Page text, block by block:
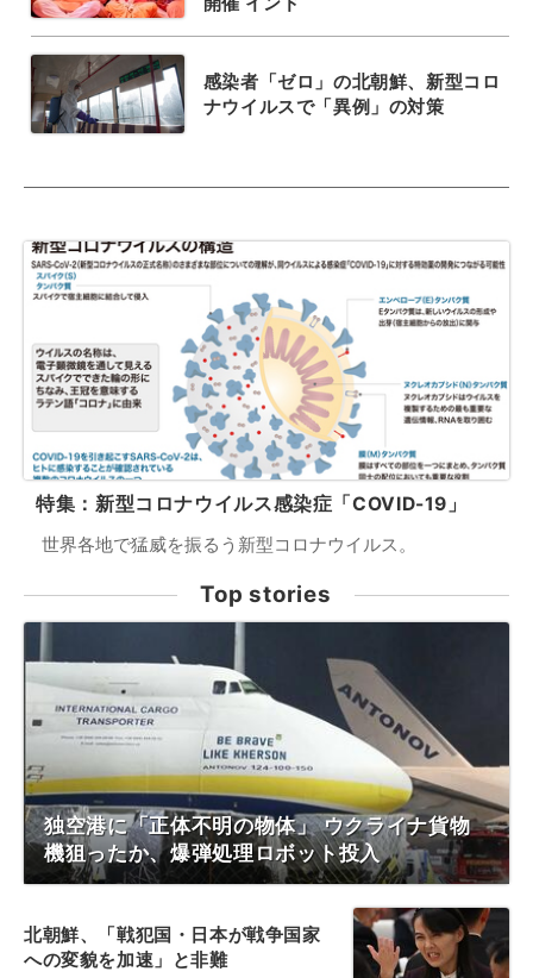
感染者「ゼロ」の北朝鮮、新型コロ
ナウイルスで「異例」の対策
特集：新型コロナウイルス感染症「COVID-19」
世界各地で猛威を振るう新型コロナウイルス。
Top stories
独空港に「正体不明の物体」 ウクライナ貨物
機狙ったか、爆弾処理ロボット投入
北朝鮮、「戦犯国・日本が戦争国家
への変貌を加速」と非難